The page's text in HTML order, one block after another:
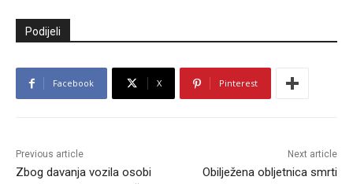
Podijeli
Facebook X Pinterest
Previous article
Zbog davanja vozila osobi
Next article
Obilježena obljetnica smrti